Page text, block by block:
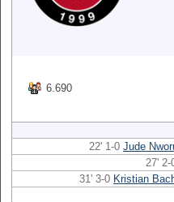
6.690
22' 1-0 Jude
27' 2-
31' 3-0 Kristian